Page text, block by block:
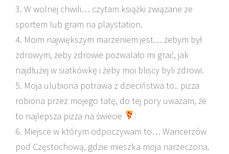
3. W wolnej chwili… czytam książki związane ze
sportem lub gram na playstation.
4. Moim największym marzeniem jest… żebym był
zdrowym, żeby zdrowie pozwalało mi grać, jak
najdłużej w siatkówkę i żeby moi bliscy byli zdrowi.
5. Moja ulubiona potrawa z dzieciństwa to.. pizza
robiona przez mojego tatę, do tej pory uważam, że
to najlepsza pizza na świecie
6. Miejsce w którym odpoczywam to… Wancerzów
pod Częstochową, gdzie mieszka moja narzeczona.